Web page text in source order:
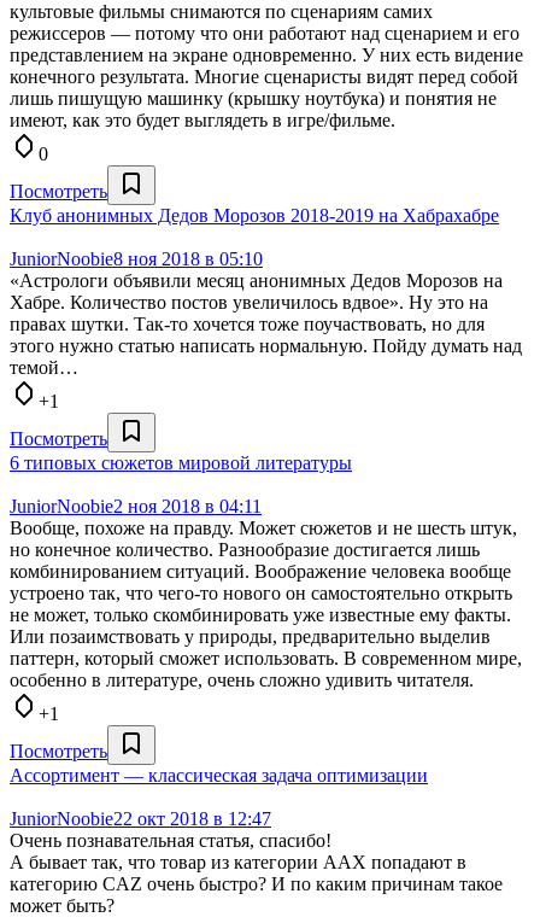
культовые фильмы снимаются по сценариям самих
режиссеров — потому что они работают над сценарием и его
представлением на экране одновременно. У них есть видение
конечного результата. Многие сценаристы видят перед собой
лишь пишущую машинку (крышку ноутбука) и понятия не
имеют, как это будет выглядеть в игре/фильме.
0
Посмотреть
Клуб анонимных Дедов Морозов 2018-2019 на Хабрахабре
JuniorNoobie8 ноя 2018 в 05:10
«Астрологи объявили месяц анонимных Дедов Морозов на
Хабре. Количество постов увеличилось вдвое». Ну это на
правах шутки. Так-то хочется тоже поучаствовать, но для
этого нужно статью написать нормальную. Пойду думать над
темой…
+1
Посмотреть
6 типовых сюжетов мировой литературы
JuniorNoobie2 ноя 2018 в 04:11
Вообще, похоже на правду. Может сюжетов и не шесть штук,
но конечное количество. Разнообразие достигается лишь
комбинированием ситуаций. Воображение человека вообще
устроено так, что чего-то нового он самостоятельно открыть
не может, только скомбинировать уже известные ему факты.
Или позаимствовать у природы, предварительно выделив
паттерн, который сможет использовать. В современном мире,
особенно в литературе, очень сложно удивить читателя.
+1
Посмотреть
Ассортимент — классическая задача оптимизации
JuniorNoobie22 окт 2018 в 12:47
Очень познавательная статья, спасибо!
А бывает так, что товар из категории AAX попадают в
категорию CAZ очень быстро? И по каким причинам такое
может быть?